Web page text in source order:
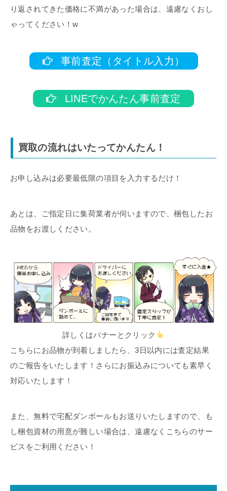
り返されてきた価格に不満があった場合は、遠慮なくおし
ゃってください！w
事前査定（タイトル入力）
LINEでかんたん事前査定
買取の流れはいたってかんたん！
お申し込みは必要最低限の項目を入力するだけ！
あとは、ご指定日に集荷業者が伺いますので、梱包したお
品物をお渡しください。
詳しくはバナーとクリック
こちらにお品物が到着しましたら、3日以内には査定結果
のご報告をいたします！さらにお振込みについても素早く
対応いたします！
また、無料で宅配ダンボールもお送りいたしますので、も
し梱包資材の用意が難しい場合は、遠慮なくこちらのサー
ビスをご利用ください！